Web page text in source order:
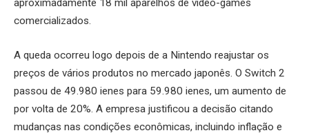
aproximadamente 18 mil aparelhos de video-games
comercializados.
A queda ocorreu logo depois de a Nintendo reajustar os
preços de vários produtos no mercado japonês. O Switch 2
passou de 49.980 ienes para 59.980 ienes, um aumento de
por volta de 20%. A empresa justificou a decisão citando
mudanças nas condições econômicas, incluindo inflação e